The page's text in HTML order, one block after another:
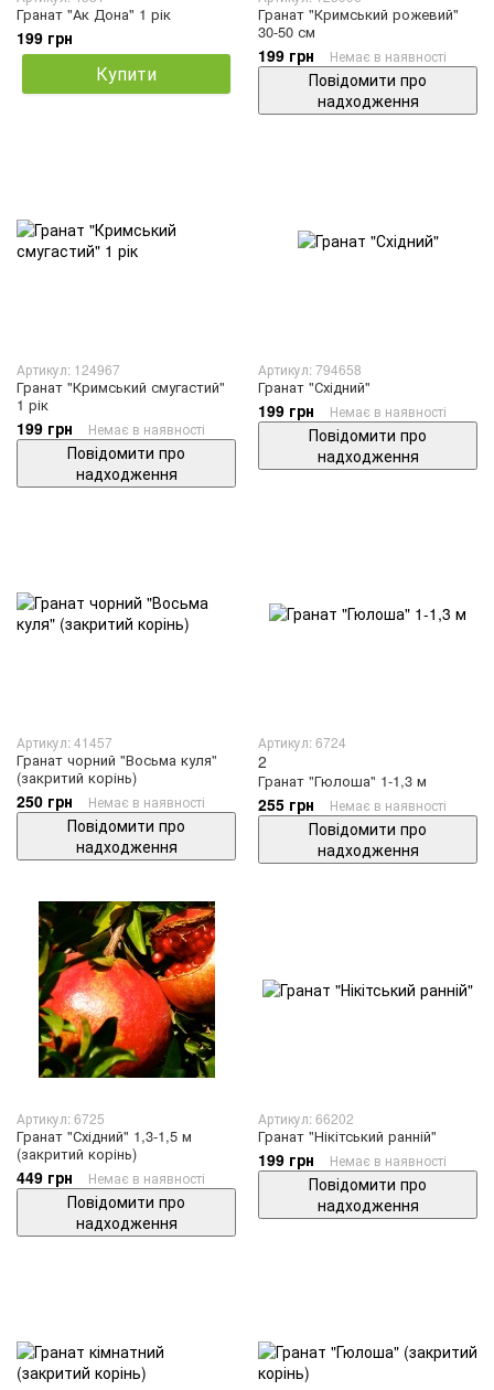
Гранат "Ак Дона" 1 рік
199 грн
Купити
Гранат "Кримський рожевий"
30-50 см
199 грн Немає в наявності
Повідомити про
надходження
Артикул: 124967
Гранат "Кримський смугастий"
1 рік
199 грн Немає в наявності
Повідомити про
надходження
Артикул: 794658
Гранат "Східний"
199 грн Немає в наявності
Повідомити про
надходження
Артикул: 41457
Гранат чорний "Восьма куля"
(закритий корінь)
250 грн Немає в наявності
Повідомити про
надходження
Артикул: 6724
2
Гранат "Гюлоша" 1-1,3 м
255 грн Немає в наявності
Повідомити про
надходження
Артикул: 6725
Гранат "Східний" 1,3-1,5 м
(закритий корінь)
449 грн Немає в наявності
Повідомити про
надходження
Артикул: 66202
Гранат "Нікітський ранній"
199 грн Немає в наявності
Повідомити про
надходження